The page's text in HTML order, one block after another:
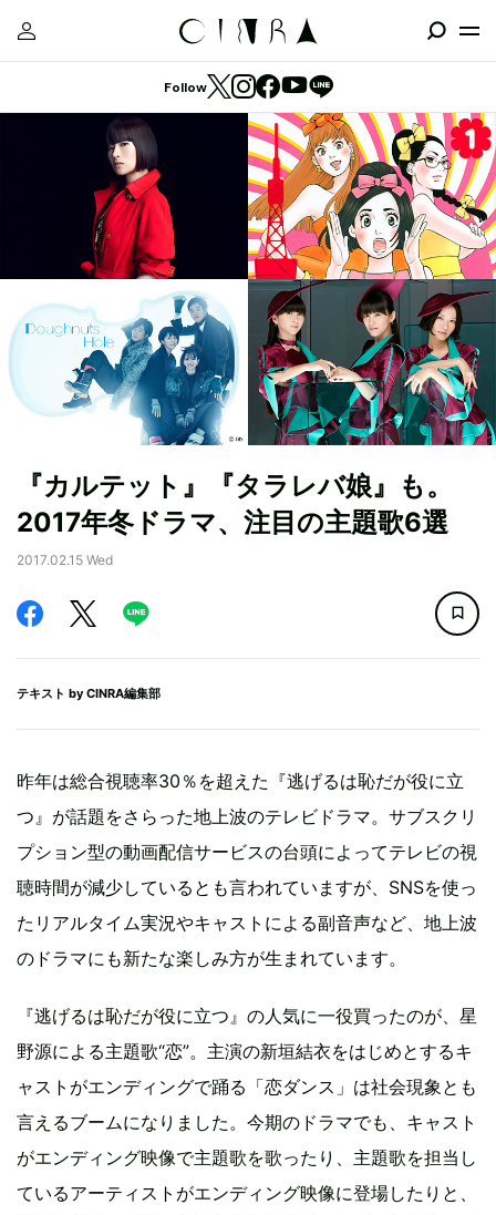
Follow
『カルテット』『タラレバ娘』も。
2017年冬ドラマ、注目の主題歌6選
2017.02.15 Wed
テキスト by CINRA編集部
昨年は総合視聴率30％を超えた『逃げるは恥だが役に立
つ』が話題をさらった地上波のテレビドラマ。サブスクリ
プション型の動画配信サービスの台頭によってテレビの視
聴時間が減少しているとも言われていますが、SNSを使っ
たリアルタイム実況やキャストによる副音声など、地上波
のドラマにも新たな楽しみ方が生まれています。
『逃げるは恥だが役に立つ』の人気に一役買ったのが、星
野源による主題歌“恋”。主演の新垣結衣をはじめとするキ
ャストがエンディングで踊る「恋ダンス」は社会現象とも
言えるブームになりました。今期のドラマでも、キャスト
がエンディング映像で主題歌を歌ったり、主題歌を担当し
ているアーティストがエンディング映像に登場したりと、